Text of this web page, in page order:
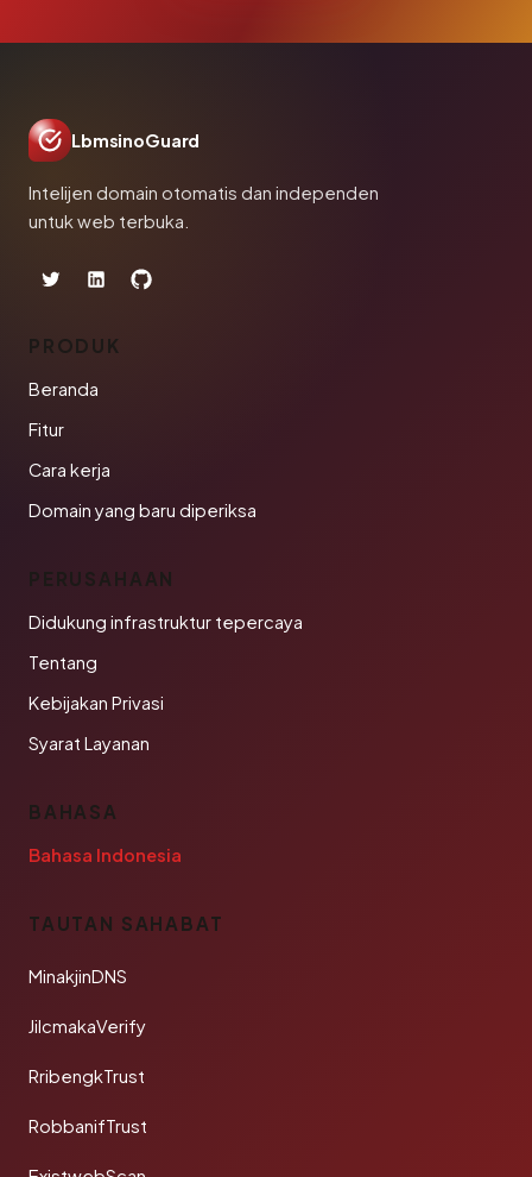
LbmsinoGuard
Intelijen domain otomatis dan independen
untuk web terbuka.
PRODUK
Beranda
Fitur
Cara kerja
Domain yang baru diperiksa
PERUSAHAAN
Didukung infrastruktur tepercaya
Tentang
Kebijakan Privasi
Syarat Layanan
BAHASA
Bahasa Indonesia
TAUTAN SAHABAT
MinakjinDNS
JilcmakaVerify
RribengkTrust
RobbanifTrust